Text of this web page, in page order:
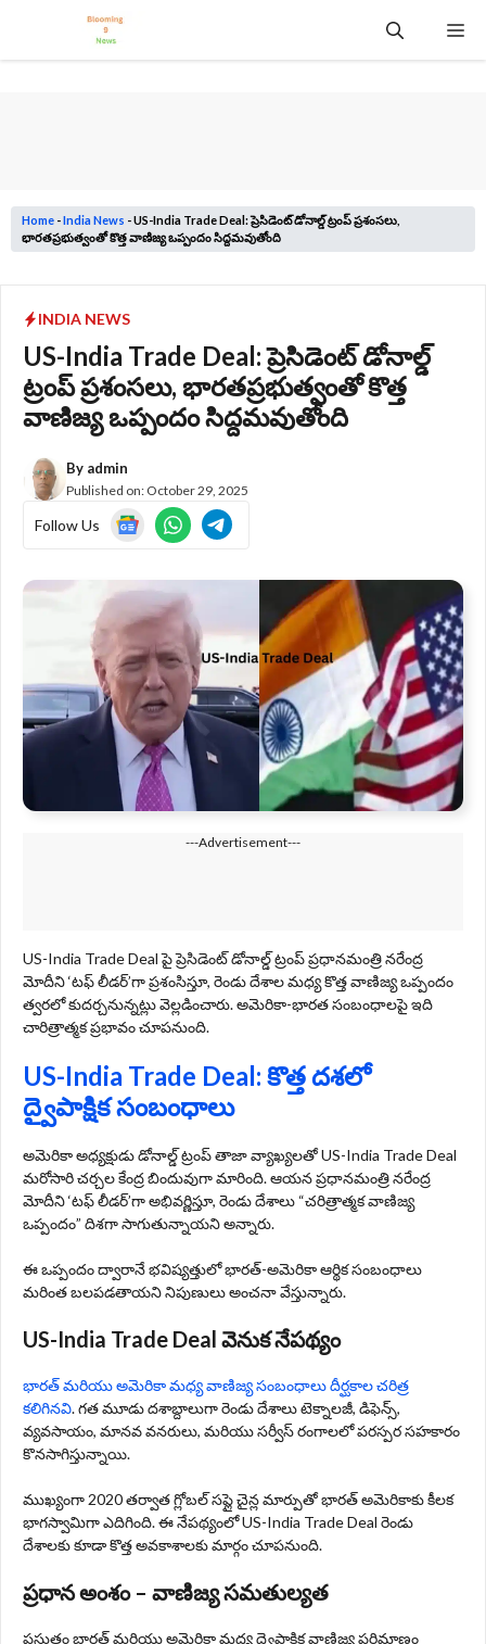
content
Home -India News -US-India Trade Deal: ప్రెసిడెంట్ డోనాల్డ్ ట్రంప్‌ ప్రశంసలు,
భారతప్రభుత్వంతో కొత్త వాణిజ్య ఒప్పందం సిద్దమవుతోంది
INDIA NEWS
US-India Trade Deal: ప్రెసిడెంట్ డోనాల్డ్
ట్రంప్‌ ప్రశంసలు, భారతప్రభుత్వంతో కొత్త
వాణిజ్య ఒప్పందం సిద్దమవుతోంది
By admin
Published on: October 29, 2025
Follow Us
---Advertisement---
US-India Trade Deal పై ప్రెసిడెంట్ డోనాల్డ్ ట్రంప్‌ ప్రధానమంత్రి నరేంద్ర
మోదీని ‘టఫ్ లీడర్’గా ప్రశంసిస్తూ, రెండు దేశాల మధ్య కొత్త వాణిజ్య ఒప్పందం
త్వరలో కుదర్చనున్నట్లు వెల్లడించారు. అమెరికా-భారత సంబంధాలపై ఇది
చారిత్రాత్మక ప్రభావం చూపనుంది.
US-India Trade Deal: కొత్త దశలో
ద్వైపాక్షిక సంబంధాలు
అమెరికా అధ్యక్షుడు డోనాల్డ్ ట్రంప్‌ తాజా వ్యాఖ్యలతో US-India Trade Deal
మరోసారి చర్చల కేంద్ర బిందువుగా మారింది. ఆయన ప్రధానమంత్రి నరేంద్ర
మోదీని ‘టఫ్ లీడర్’గా అభివర్ణిస్తూ, రెండు దేశాలు “చరిత్రాత్మక వాణిజ్య
ఒప్పందం” దిశగా సాగుతున్నాయని అన్నారు.
ఈ ఒప్పందం ద్వారానే భవిష్యత్తులో భారత్‌-అమెరికా ఆర్థిక సంబంధాలు
మరింత బలపడతాయని నిపుణులు అంచనా వేస్తున్నారు.
US-India Trade Deal వెనుక నేపథ్యం
భారత్‌ మరియు అమెరికా మధ్య వాణిజ్య సంబంధాలు దీర్ఘకాల చరిత్ర
కలిగినవి. గత మూడు దశాబ్దాలుగా రెండు దేశాలు టెక్నాలజీ, డిఫెన్స్,
వ్యవసాయం, మానవ వనరులు, మరియు సర్వీస్ రంగాలలో పరస్పర సహకారం
కొనసాగిస్తున్నాయి.
ముఖ్యంగా 2020 తర్వాత గ్లోబల్ సప్లై చైన్ల మార్పుతో భారత్‌ అమెరికాకు కీలక
భాగస్వామిగా ఎదిగింది. ఈ నేపథ్యంలో US-India Trade Deal రెండు
దేశాలకు కూడా కొత్త అవకాశాలకు మార్గం చూపనుంది.
ప్రధాన అంశం – వాణిజ్య సమతుల్యత
ప్రస్తుతం భారత్‌ మరియు అమెరికా మధ్య ద్వైపాక్షిక వాణిజ్య పరిమాణం